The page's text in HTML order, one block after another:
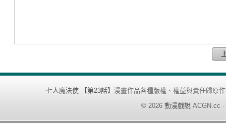
七人魔法使 【第23話】 漫畫作品各種版權、權益與責任歸原
© 2026 動漫戲說 ACGN.cc